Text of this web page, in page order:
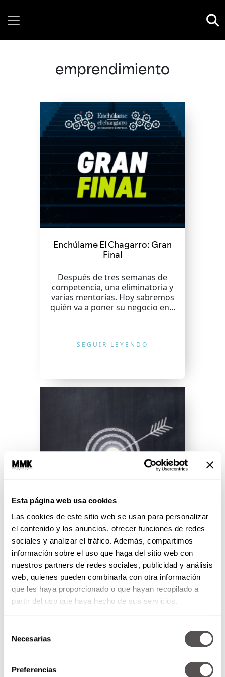
Esta página web usa cookies
Las cookies de este sitio web se usan para personalizar
el contenido y los anuncios, ofrecer funciones de redes
sociales y analizar el tráfico. Además, compartimos
información sobre el uso que haga del sitio web con
nuestros partners de redes sociales, publicidad y análisis
web, quienes pueden combinarla con otra información
que les haya proporcionado o que hayan recopilado a
partir del uso que haya hecho de sus servicios.
Necesarias
Preferencias
emprendimiento
Enchúlame El Chagarro: Gran
Final
Después de tres semanas de
competencia, una eliminatoria y
varias mentorías. Hoy sabremos
quién va a poner su negocio en...
SEGUIR LEYENDO
¿Cómo lograr un negocio
exitoso?
La fundadora de The Barber´s
Spa nos contará cómo encontró
una necesidad y la convirtió en
una historia de éxito